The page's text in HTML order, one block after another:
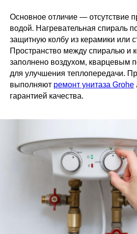
Основное отличие — отсутствие
водой. Нагревательная спираль
защитную колбу из керамики или
Пространство между спиралью и
заполнено воздухом, кварцевым
для улучшения теплопередачи.
выполняют ремонт унитаза Grohe
гарантией качества.